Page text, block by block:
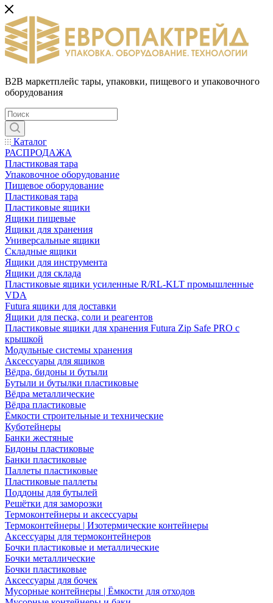
B2B маркетплейс тары, упаковки, пищевого и упаковочного
оборудования
Каталог
РАСПРОДАЖА
Пластиковая тара
Упаковочное оборудование
Пищевое оборудование
Пластиковая тара
Пластиковые ящики
Ящики пищевые
Ящики для хранения
Универсальные ящики
Складные ящики
Ящики для инструмента
Ящики для склада
Пластиковые ящики усиленные R/RL-KLT промышленные
VDA
Futura ящики для доставки
Ящики для песка, соли и реагентов
Пластиковые ящики для хранения Futura Zip Safe PRO с
крышкой
Модульные системы хранения
Аксессуары для ящиков
Вёдра, бидоны и бутыли
Бутыли и бутылки пластиковые
Вёдра металлические
Вёдра пластиковые
Ёмкости строительные и технические
Куботейнеры
Банки жестяные
Бидоны пластиковые
Банки пластиковые
Паллеты пластиковые
Пластиковые паллеты
Поддоны для бутылей
Решётки для заморозки
Термоконтейнеры и аксессуары
Термоконтейнеры | Изотермические контейнеры
Аксессуары для термоконтейнеров
Бочки пластиковые и металлические
Бочки металлические
Бочки пластиковые
Аксессуары для бочек
Мусорные контейнеры | Ёмкости для отходов